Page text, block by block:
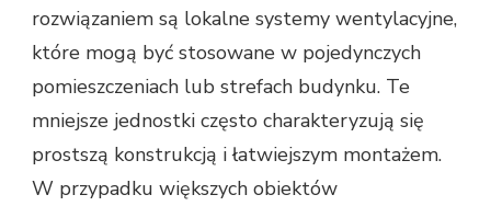
rozwiązaniem są lokalne systemy wentylacyjne,
które mogą być stosowane w pojedynczych
pomieszczeniach lub strefach budynku. Te
mniejsze jednostki często charakteryzują się
prostszą konstrukcją i łatwiejszym montażem.
W przypadku większych obiektów